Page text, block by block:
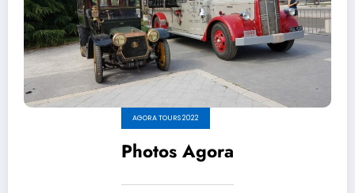
AGORA TOURS 2022
Photos Agora